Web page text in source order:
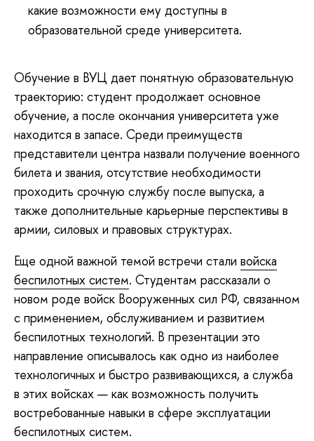
какие возможности ему доступны в
образовательной среде университета.
Обучение в ВУЦ дает понятную образовательную
траекторию: студент продолжает основное
обучение, а после окончания университета уже
находится в запасе. Среди преимуществ
представители центра назвали получение военного
билета и звания, отсутствие необходимости
проходить срочную службу после выпуска, а
также дополнительные карьерные перспективы в
армии, силовых и правовых структурах.
Еще одной важной темой встречи стали войска
беспилотных систем. Студентам рассказали о
новом роде войск Вооруженных сил РФ, связанном
с применением, обслуживанием и развитием
беспилотных технологий. В презентации это
направление описывалось как одно из наиболее
технологичных и быстро развивающихся, а служба
в этих войсках — как возможность получить
востребованные навыки в сфере эксплуатации
беспилотных систем.